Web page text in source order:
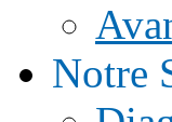
Notre